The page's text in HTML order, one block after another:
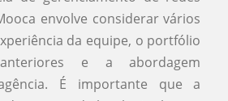
envolve considerar vários
da equipe, o portfólio
e a abordagem
É importante que a